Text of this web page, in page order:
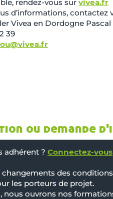
rendez-vous sur vivea.fr
d’informations, contactez
Vivea en Dordogne Pascal
39
ou demande
adhérent ? Connectez-vous
changements des
les porteurs de projet.
nous ouvrons nos